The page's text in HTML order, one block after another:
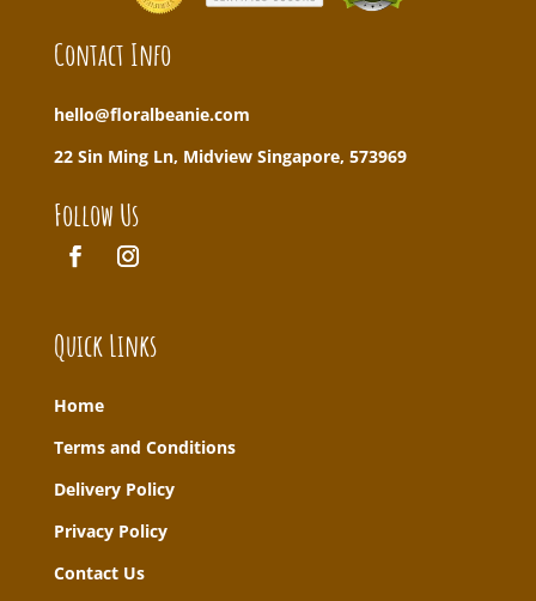
Contact Info
hello@floralbeanie.com
22 Sin Ming Ln, Midview Singapore, 573969
Follow Us
Quick Links
Home
Terms and Conditions
Delivery Policy
Privacy Policy
Contact Us